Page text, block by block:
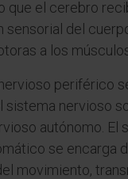
que el cerebro
sensorial del
a los
periférico
sistema nervioso
autónomo. El
se encarga
movimiento,